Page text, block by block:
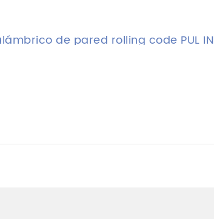
de pared rolling code PUL IN